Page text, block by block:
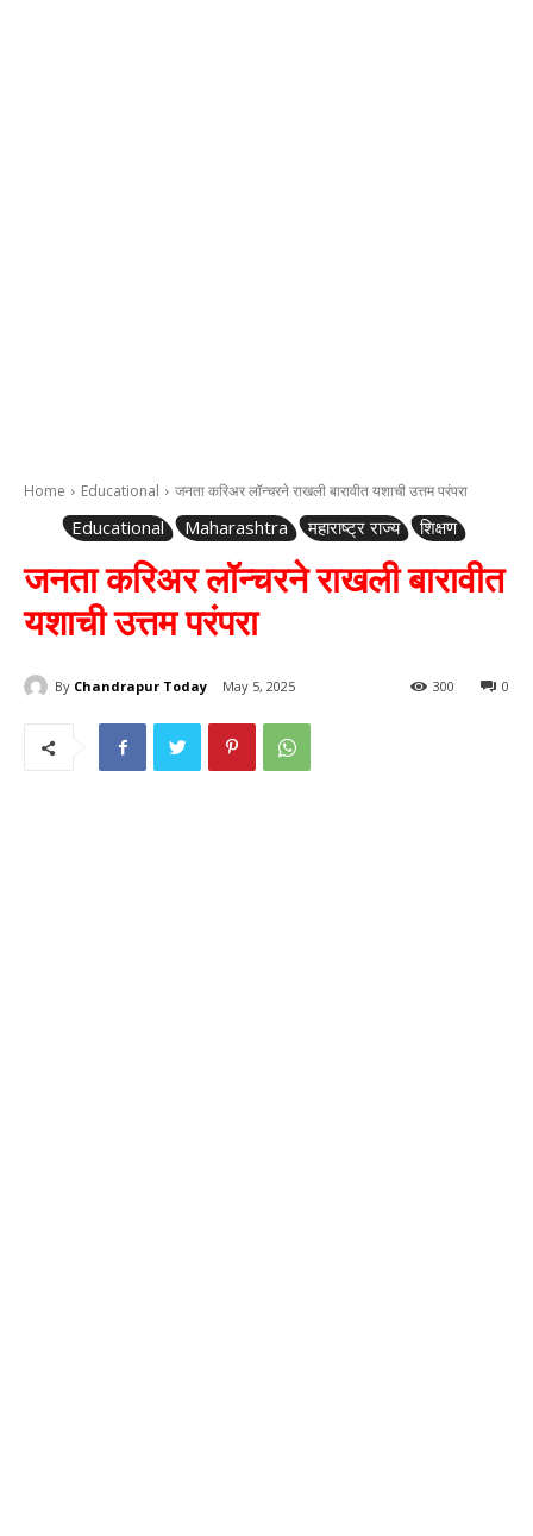
Home Educational जनता करिअर लॉन्चरने राखली बारावीत यशाची उत्तम परंपरा
Educational Maharashtra महाराष्ट्र राज्य शिक्षण
जनता करिअर लॉन्चरने राखली बारावीत
यशाची उत्तम परंपरा
By Chandrapur Today May 5, 2025 0
300